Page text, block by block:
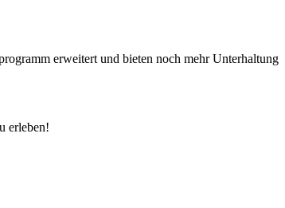
erweitert und bieten noch mehr Unterhaltung
erleben!